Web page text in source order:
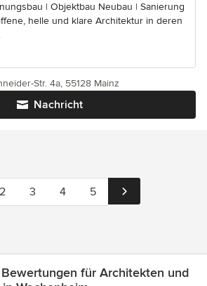
| Objektbau Neubau | Sanierung
helle und klare Architektur in deren
Nachricht
Str. 4a, 55128 Mainz
2 3 4 5
für Architekten und